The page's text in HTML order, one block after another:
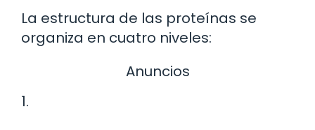
La estructura de las proteínas se
organiza en cuatro niveles:
Anuncios
1.